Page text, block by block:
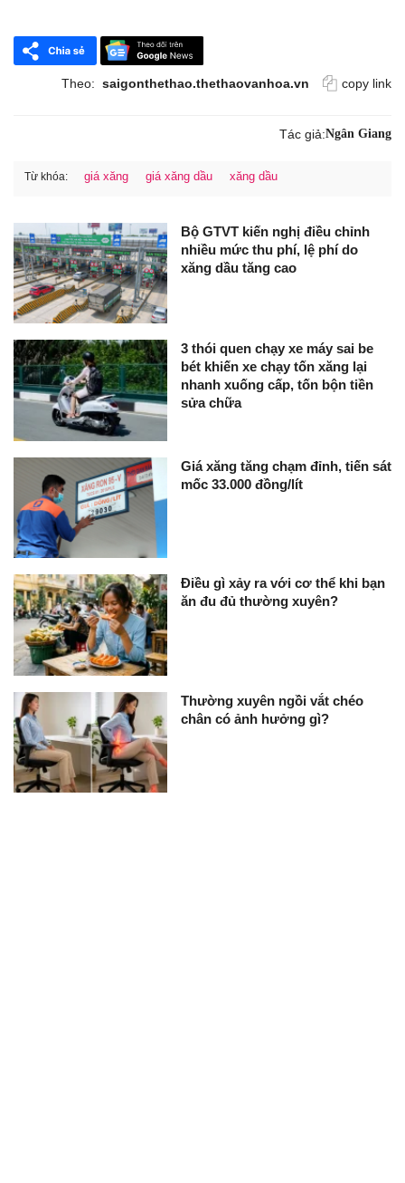
Theo: saigonthethao.thethaovanhoa.vn copy link
Tác giả:Ngân Giang
Từ khóa: giá xăng giá xăng dầu xăng dầu
Bộ GTVT kiến nghị điều chỉnh
nhiều mức thu phí, lệ phí do
xăng dầu tăng cao
3 thói quen chạy xe máy sai be
bét khiến xe chạy tốn xăng lại
nhanh xuống cấp, tốn bộn tiền
sửa chữa
Giá xăng tăng chạm đỉnh, tiến sát
mốc 33.000 đồng/lít
Điều gì xảy ra với cơ thể khi bạn
ăn đu đủ thường xuyên?
Thường xuyên ngồi vắt chéo
chân có ảnh hưởng gì?